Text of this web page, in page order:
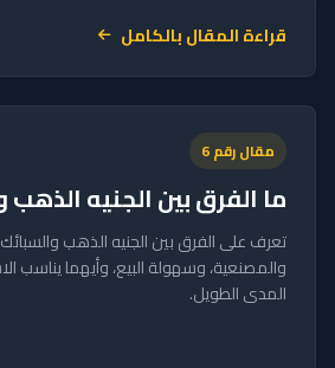
قراءة المقال بالكامل
مقال رقم 6
ما الفرق بين الجنيه الذهب
تعرف على الفرق بين الجنيه الذهب والسبائك
والمصنعية، وسهولة البيع، وأيهما يناسب
المدى الطويل.